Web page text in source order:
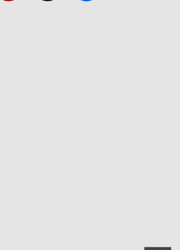
cao.
khi mua máy sấy bát.
nhỏ gọn sẽ đủ đáp ứng. Ngược
bát đĩa.